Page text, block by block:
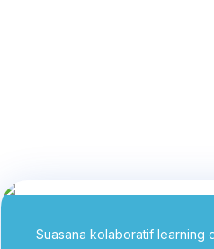
Suasana kolaboratif learning